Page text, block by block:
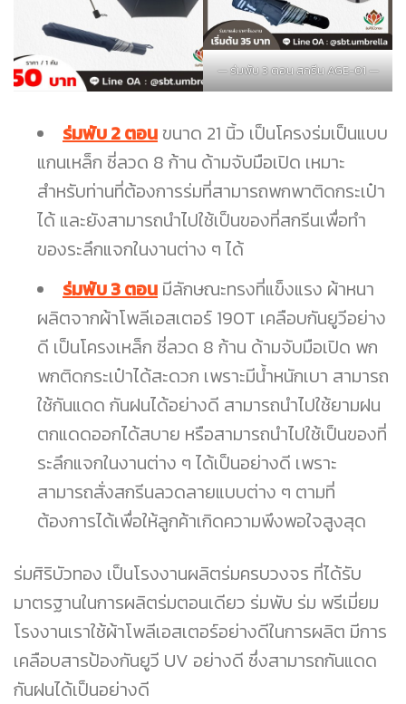
ร่มพับ 3 ตอน สกรีน AGE-01
ร่มพับ 2 ตอน ขนาด 21 นิ้ว เป็นโครงร่มเป็นแบบ
แกนเหล็ก ซี่ลวด 8 ก้าน ด้ามจับมือเปิด เหมาะ
สำหรับท่านที่ต้องการร่มที่สามารถพกพาติดกระเป๋า
ได้ และยังสามารถนำไปใช้เป็นของที่สกรีนเพื่อทำ
ของระลึกแจกในงานต่าง ๆ ได้
ร่มพับ 3 ตอน มีลักษณะทรงที่แข็งแรง ผ้าหนา
ผลิตจากผ้าโพลีเอสเตอร์ 190T เคลือบกันยูวีอย่าง
ดี เป็นโครงเหล็ก ซี่ลวด 8 ก้าน ด้ามจับมือเปิด พก
พกติดกระเป๋าได้สะดวก เพราะมีน้ำหนักเบา สามารถ
ใช้กันแดด กันฝนได้อย่างดี สามารถนำไปใช้ยามฝน
ตกแดดออกได้สบาย หรือสามารถนำไปใช้เป็นของที่
ระลึกแจกในงานต่าง ๆ ได้เป็นอย่างดี เพราะ
สามารถสั่งสกรีนลวดลายแบบต่าง ๆ ตามที่
ต้องการได้เพื่อให้ลูกค้าเกิดความพึงพอใจสูงสุด
ร่มศิริบัวทอง เป็นโรงงานผลิตร่มครบวงจร ที่ได้รับ
มาตรฐานในการผลิตร่มตอนเดียว ร่มพับ ร่ม พรีเมี่ยม
โรงงานเราใช้ผ้าโพลีเอสเตอร์อย่างดีในการผลิต มีการ
เคลือบสารป้องกันยูวี UV อย่างดี ซึ่งสามารถกันแดด
กันฝนได้เป็นอย่างดี